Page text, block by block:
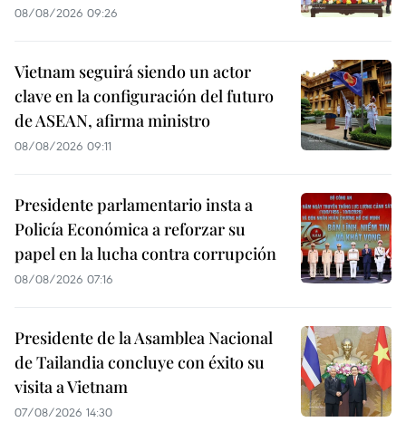
08/08/2026 09:26
Vietnam seguirá siendo un actor
clave en la configuración del futuro
de ASEAN, afirma ministro
08/08/2026 09:11
Presidente parlamentario insta a
Policía Económica a reforzar su
papel en la lucha contra corrupción
08/08/2026 07:16
Presidente de la Asamblea Nacional
de Tailandia concluye con éxito su
visita a Vietnam
07/08/2026 14:30